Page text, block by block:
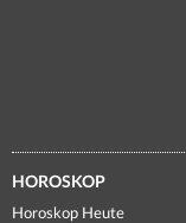
HOROSKOP
Horoskop Heute